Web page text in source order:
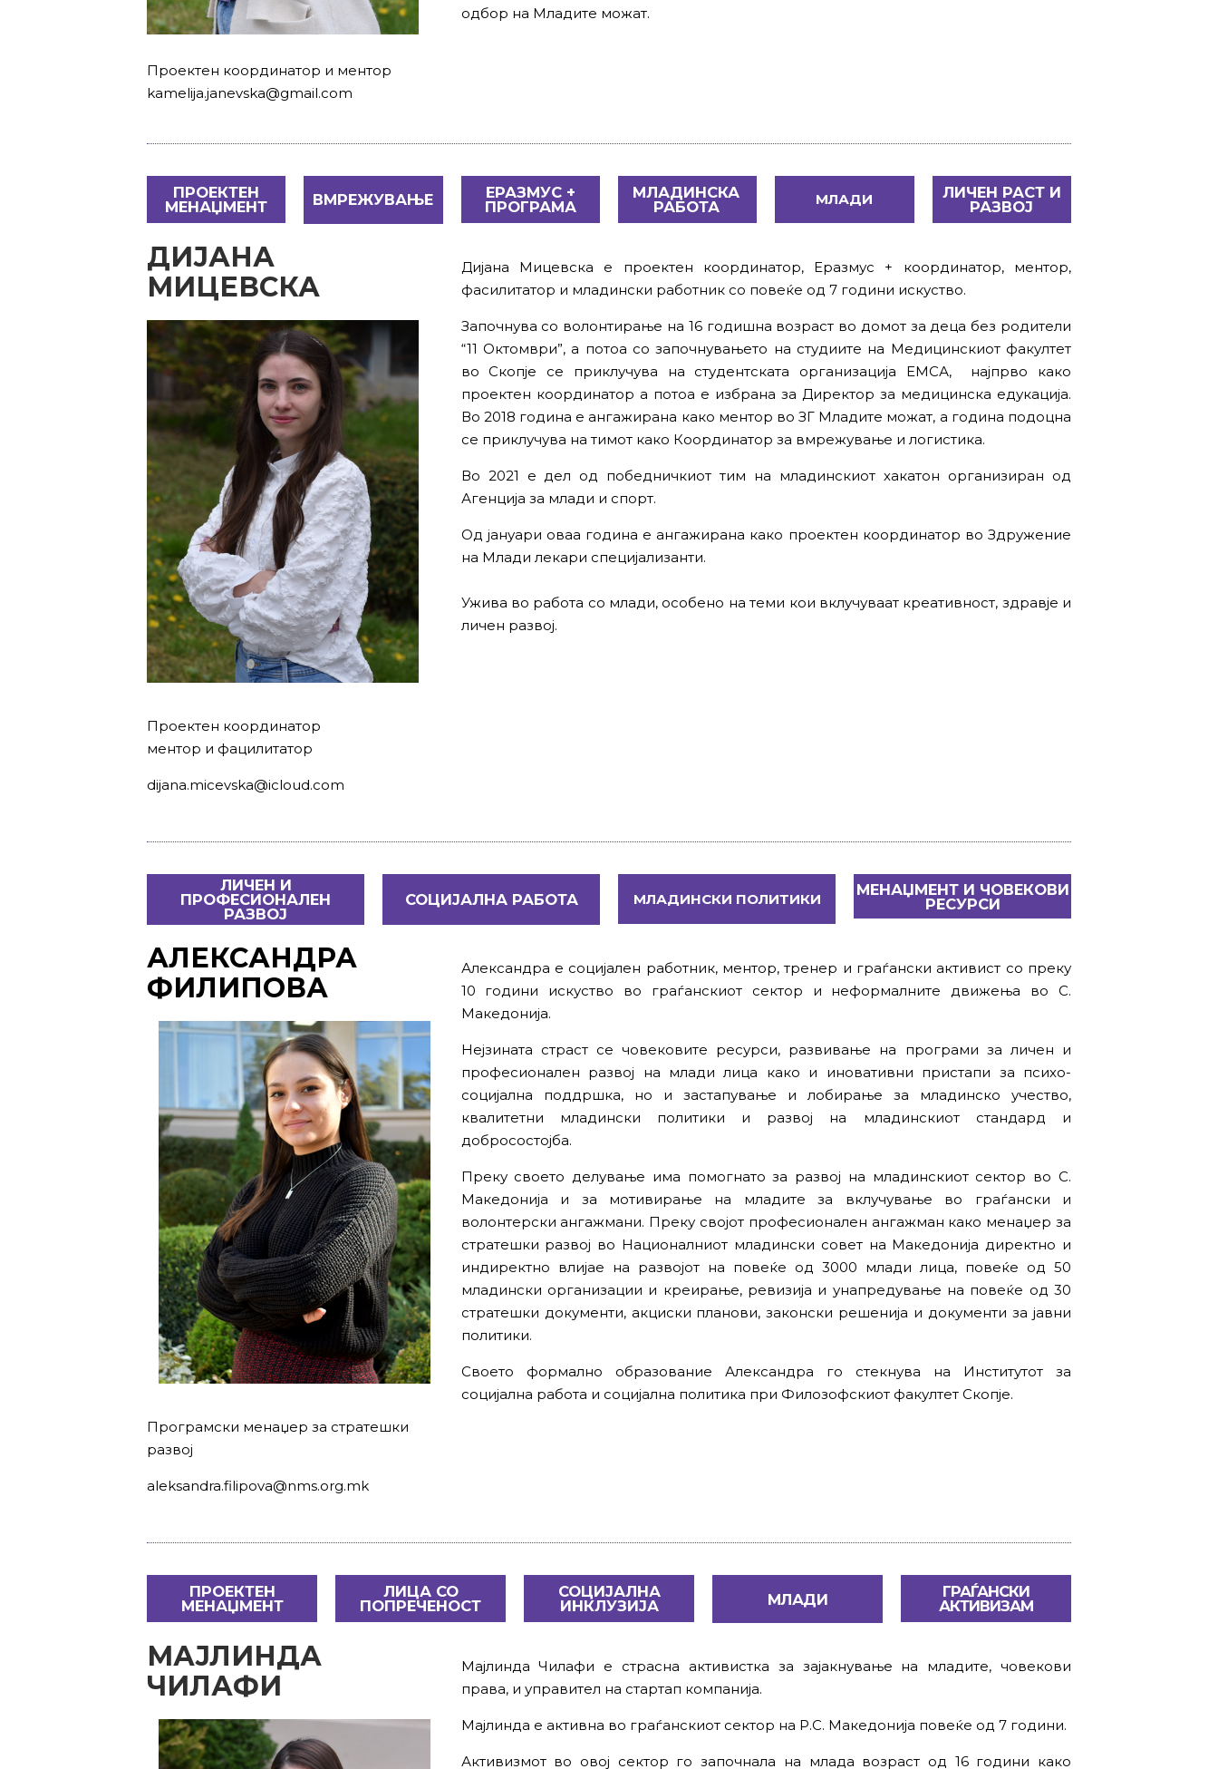
Проектен координатор и ментор
kamelija.janevska@gmail.com
одбор на Младите можат.
ПРОЕКТЕН
МЕНАЏМЕНТ
ВМРЕЖУВАЊЕ
ЕРАЗМУС +
ПРОГРАМА
МЛАДИНСКА
РАБОТА
МЛАДИ
ЛИЧЕН РАСТ И
РАЗВОЈ
ДИЈАНА
МИЦЕВСКА
Проектен координатор
ментор и фацилитатор
dijana.micevska@icloud.com
Дијана Мицевска е проектен координатор, Еразмус + координатор, ментор,
фасилитатор и младински работник со повеќе од 7 години искуство.
Започнува со волонтирање на 16 годишна возраст во домот за деца без родители
“11 Октомври”, а потоа со започнувањето на студиите на Медицинскиот факултет
во Скопје се приклучува на студентската организација ЕМСА, најпрво како
проектен координатор а потоа е избрана за Директор за медицинска едукација.
Во 2018 година е ангажирана како ментор во ЗГ Младите можат, а година подоцна
се приклучува на тимот како Координатор за вмрежување и логистика.
Во 2021 е дел од победничкиот тим на младинскиот хакатон организиран од
Агенција за млади и спорт.
Од јануари оваа година е ангажирана како проектен координатор во Здружение
на Млади лекари специјализанти.
Ужива во работа со млади, особено на теми кои вклучуваат креативност, здравје и
личен развој.
ЛИЧЕН И
ПРОФЕСИОНАЛЕН
РАЗВОЈ
СОЦИЈАЛНА РАБОТА МЛАДИНСКИ ПОЛИТИКИ
МЕНАЏМЕНТ И ЧОВЕКОВИ
РЕСУРСИ
АЛЕКСАНДРА
ФИЛИПОВА
Програмски менаџер за стратешки
развој
aleksandra.filipova@nms.org.mk
Александра е социјален работник, ментор, тренер и граѓански активист со преку
10 години искуство во граѓанскиот сектор и неформалните движења во С.
Македонија.
Нејзината страст се човековите ресурси, развивање на програми за личен и
професионален развој на млади лица како и иновативни пристапи за психо-
социјална поддршка, но и застапување и лобирање за младинско учество,
квалитетни младински политики и развој на младинскиот стандард и
добросостојба.
Преку своето делување има помогнато за развој на младинскиот сектор во С.
Македонија и за мотивирање на младите за вклучување во граѓански и
волонтерски ангажмани. Преку својот професионален ангажман како менаџер за
стратешки развој во Националниот младински совет на Македонија директно и
индиректно влијае на развојот на повеќе од 3000 млади лица, повеќе од 50
младински организации и креирање, ревизија и унапредување на повеќе од 30
стратешки документи, акциски планови, законски решенија и документи за јавни
политики.
Своето формално образование Александра го стекнува на Институтот за
социјална работа и социјална политика при Филозофскиот факултет Скопје.
ПРОЕКТЕН
МЕНАЏМЕНТ
ЛИЦА СО
ПОПРЕЧЕНОСТ
СОЦИЈАЛНА
ИНКЛУЗИЈА
МЛАДИ
ГРАЃАНСКИ
АКТИВИЗАМ
МАЈЛИНДА
ЧИЛАФИ
Мајлинда Чилафи е страсна активистка за зајакнување на младите, човекови
права, и управител на стартап компанија.
Мајлинда е активна во граѓанскиот сектор на Р.С. Македонија повеќе од 7 години.
Активизмот во овој сектор го започнала на млада возраст од 16 години како